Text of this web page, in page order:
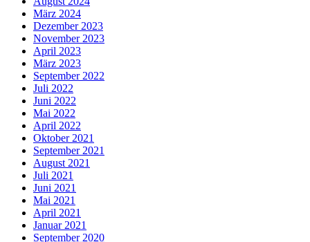
März 2024
Dezember 2023
November 2023
April 2023
März 2023
September 2022
Juli 2022
Juni 2022
Mai 2022
April 2022
Oktober 2021
September 2021
August 2021
Juli 2021
Juni 2021
Mai 2021
April 2021
Januar 2021
September 2020